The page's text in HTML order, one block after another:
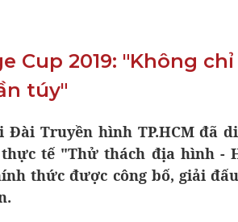
Cup 2019: "Không
túy"
Đài Truyền hình TP.HCM đã
tế "Thử thách địa hình -
thức được công bố, giải